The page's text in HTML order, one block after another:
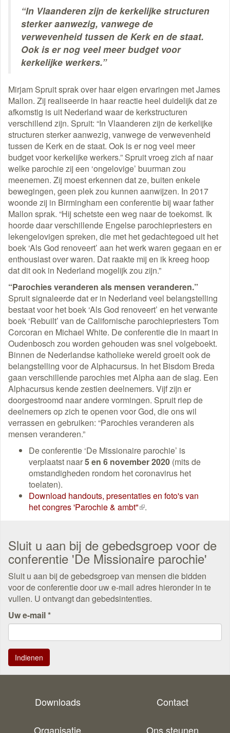
“In Vlaanderen zijn de kerkelijke structuren
sterker aanwezig, vanwege de
verwevenheid tussen de Kerk en de staat.
Ook is er nog veel meer budget voor
kerkelijke werkers.”
Mirjam Spruit sprak over haar eigen ervaringen met James
Mallon. Zij realiseerde in haar reactie heel duidelijk dat ze
afkomstig is uit Nederland waar de kerkstructuren
verschillend zijn. Spruit: “In Vlaanderen zijn de kerkelijke
structuren sterker aanwezig, vanwege de verwevenheid
tussen de Kerk en de staat. Ook is er nog veel meer
budget voor kerkelijke werkers.” Spruit vroeg zich af naar
welke parochie zij een ‘ongelovige’ buurman zou
meenemen. Zij moest erkennen dat ze, buiten enkele
bewegingen, geen plek zou kunnen aanwijzen. In 2017
woonde zij in Birmingham een conferentie bij waar father
Mallon sprak. “Hij schetste een weg naar de toekomst. Ik
hoorde daar verschillende Engelse parochiepriesters en
lekengelovigen spreken, die met het gedachtegoed uit het
boek ‘Als God renoveert’ aan het werk waren gegaan en er
enthousiast over waren. Dat raakte mij en ik kreeg hoop
dat dit ook in Nederland mogelijk zou zijn.”
“Parochies veranderen als mensen veranderen.”
Spruit signaleerde dat er in Nederland veel belangstelling
bestaat voor het boek ‘Als God renoveert’ en het verwante
boek ‘Rebuilt’ van de Californische parochiepriesters Tom
Corcoran en Michael White. De conferentie die in maart in
Oudenbosch zou worden gehouden was snel volgeboekt.
Binnen de Nederlandse katholieke wereld groeit ook de
belangstelling voor de Alphacursus. In het Bisdom Breda
gaan verschillende parochies met Alpha aan de slag. Een
Alphacursus kende zestien deelnemers. Vijf zijn er
doorgestroomd naar andere vormingen. Spruit riep de
deelnemers op zich te openen voor God, die ons wil
verrassen en gebruiken: “Parochies veranderen als
mensen veranderen.”
De conferentie ‘De Missionaire parochie’ is
verplaatst naar5 en 6 november 2020 (mits de
omstandigheden rondom het coronavirus het
toelaten).
Download handouts, presentaties en foto's van
het congres 'Parochie & ambt"(externe
.
Sluit u aan bij de gebedsgroep voor de
conferentie 'De Missionaire parochie'
Sluit u aan bij de gebedsgroep van mensen die bidden
voor de conferentie door uw e-mail adres hieronder in te
vullen. U ontvangt dan gebedsintenties.
Uw e-mail*
Indienen
Downloads Contact
Organisatie Ons steunen